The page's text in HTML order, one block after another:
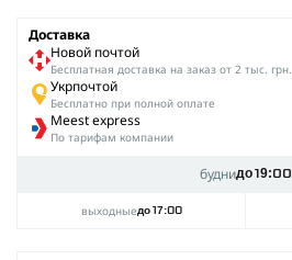
Доставка
Новой почтой
Беcплатная доставка на заказ от 2 тыс. грн.
Укрпочтой
Бесплатно при полной оплате
Meest express
По тарифам компании
буднидо 19:00
выходныедо 17:00